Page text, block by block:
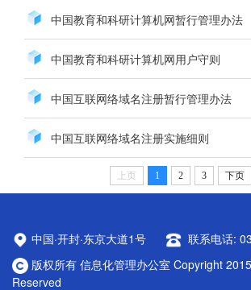
中国教育和科研计算机网暂行管理办法
中国教育和科研计算机网用户守则
中国互联网络域名注册暂行管理办法
中国互联网络域名注册实施细则
上页 1 2 3 下页
中国·开封·东京大道1号
联系电话:
版权所有 信息化管理办公室 Copyright
Reserved